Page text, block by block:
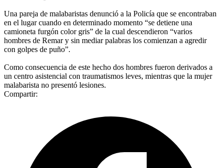
Una pareja de malabaristas denunció a la Policía que se encontraban
en el lugar cuando en determinado momento “se detiene una
camioneta furgón color gris” de la cual descendieron “varios
hombres de Remar y sin mediar palabras los comienzan a agredir
con golpes de puño”.
Como consecuencia de este hecho dos hombres fueron derivados a
un centro asistencial con traumatismos leves, mientras que la mujer
malabarista no presentó lesiones.
Compartir: